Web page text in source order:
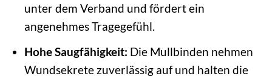
unter dem Verband und fördert ein
angenehmes Tragegefühl.
Hohe Saugfähigkeit: Die Mullbinden nehmen
Wundsekrete zuverlässig auf und halten die